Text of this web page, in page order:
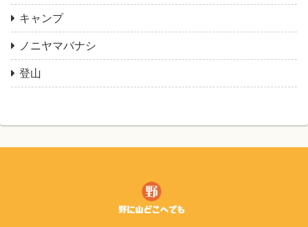
キャンプ
ノニヤマバナシ
登山